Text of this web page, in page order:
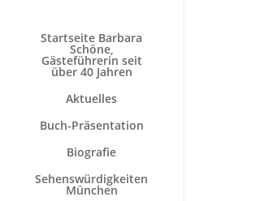
Startseite Barbara
Schöne,
Gästeführerin seit
über 40 Jahren
Aktuelles
Buch-Präsentation
Biografie
Sehenswürdigkeiten
München